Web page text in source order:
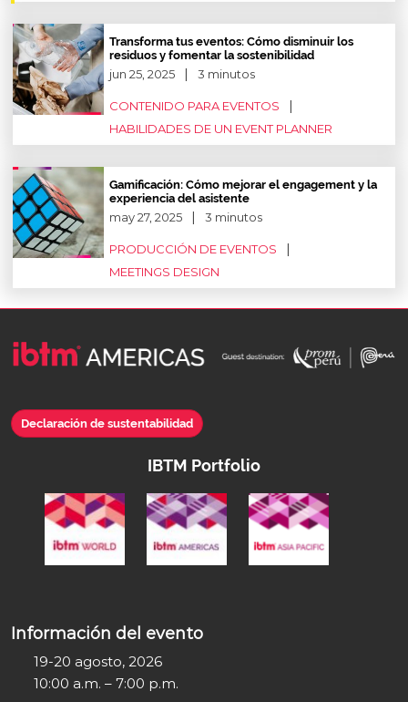
Transforma tus eventos: Cómo disminuir los
residuos y fomentar la sostenibilidad
jun 25, 2025 3 minutos
CONTENIDO PARA EVENTOS
HABILIDADES DE UN EVENT PLANNER
Gamificación: Cómo mejorar el engagement y la
experiencia del asistente
may 27, 2025 3 minutos
PRODUCCIÓN DE EVENTOS
MEETINGS DESIGN
Declaración de sustentabilidad
IBTM Portfolio
Información del evento
19-20 agosto, 2026
10:00 a.m. – 7:00 p.m.